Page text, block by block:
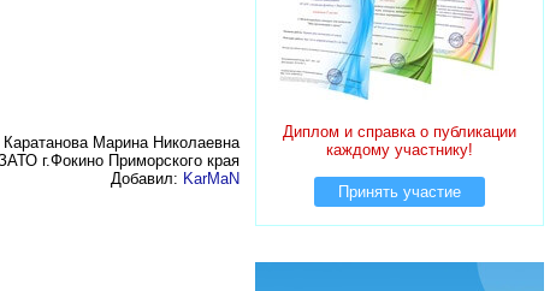
Марина Николаевна
г.Фокино Приморского края
Добавил: KarMaN
Диплом и справка о публикации
каждому участнику!
Принять участие